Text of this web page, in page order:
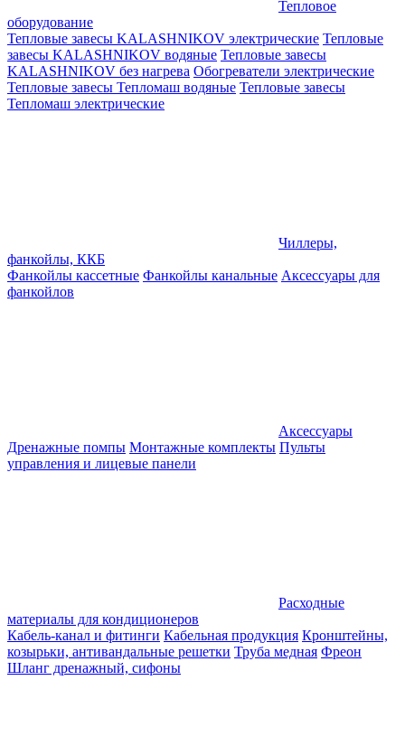
Тепловое
оборудование
Тепловые завесы KALASHNIKOV электрические Тепловые
завесы KALASHNIKOV водяные Тепловые завесы
KALASHNIKOV без нагрева Обогреватели электрические
Тепловые завесы Тепломаш водяные Тепловые завесы
Тепломаш электрические
Чиллеры,
фанкойлы, ККБ
Фанкойлы кассетные Фанкойлы канальные Аксессуары для
фанкойлов
Аксессуары
Дренажные помпы Монтажные комплекты Пульты
управления и лицевые панели
Расходные
материалы для кондиционеров
Кабель-канал и фитинги Кабельная продукция Кронштейны,
козырьки, антивандальные решетки Труба медная Фреон
Шланг дренажный, сифоны